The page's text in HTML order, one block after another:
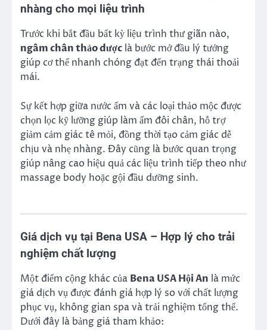
nhàng cho mọi liệu trình
Trước khi bắt đầu bất kỳ liệu trình thư giãn nào,
ngâm chân thảo dược là bước mở đầu lý tưởng
giúp cơ thể nhanh chóng đạt đến trạng thái thoải
mái.
Sự kết hợp giữa nước ấm và các loại thảo mộc được
chọn lọc kỹ lưỡng giúp làm ấm đôi chân, hỗ trợ
giảm cảm giác tê mỏi, đồng thời tạo cảm giác dễ
chịu và nhẹ nhàng. Đây cũng là bước quan trọng
giúp nâng cao hiệu quả các liệu trình tiếp theo như
massage body hoặc gội đầu dưỡng sinh.
Giá dịch vụ tại Bena USA – Hợp lý cho trải
nghiệm chất lượng
Một điểm cộng khác của Bena USA Hội An là mức
giá dịch vụ được đánh giá hợp lý so với chất lượng
phục vụ, không gian spa và trải nghiệm tổng thể.
Dưới đây là bảng giá tham khảo: